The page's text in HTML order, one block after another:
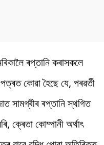
ৰপ্তানি কৰাসকলে
কোৱা হৈছে যে, পৰৱৰ্তী
সামগ্ৰীৰ ৰপ্তানি স্থগিত
ক্ৰেতা কোম্পানী অৰ্থাৎ